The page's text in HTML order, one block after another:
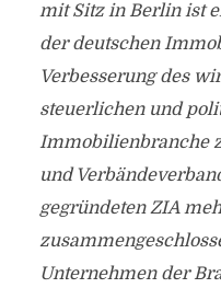
mit Sitz in Berlin ist
der deutschen
Verbesserung des
steuerlichen und
Immobilienbranche
und
gegründeten ZIA
Unternehmen der